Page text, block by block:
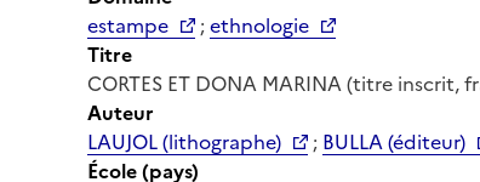
estampe
;ethnologie
Titre
CORTES ET DONA MARINA (titre inscrit,
Auteur
LAUJOL (lithographe)
; BULLA (éditeur)
École (pays)